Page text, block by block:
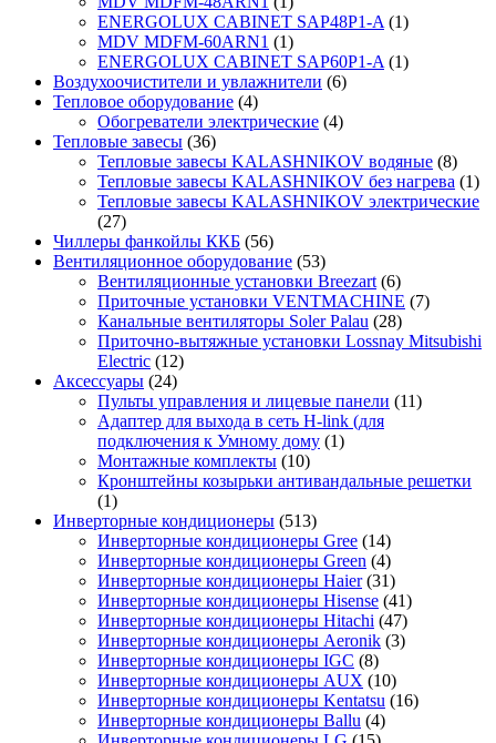
ENERGOLUX CABINET SAP48P1-A (1)
MDV MDFM-60ARN1 (1)
ENERGOLUX CABINET SAP60P1-A (1)
Воздухоочистители и увлажнители (6)
Тепловое оборудование (4)
Обогреватели электрические (4)
Тепловые завесы (36)
Тепловые завесы KALASHNIKOV водяные (8)
Тепловые завесы KALASHNIKOV без нагрева (1)
Тепловые завесы KALASHNIKOV электрические
(27)
Чиллеры фанкойлы ККБ (56)
Вентиляционное оборудование (53)
Вентиляционные установки Breezart (6)
Приточные установки VENTMACHINE (7)
Канальные вентиляторы Soler Palau (28)
Приточно-вытяжные установки Lossnay Mitsubishi
Electric (12)
Аксессуары (24)
Пульты управления и лицевые панели (11)
Адаптер для выхода в сеть H-link (для
подключения к Умному дому (1)
Монтажные комплекты (10)
Кронштейны козырьки антивандальные решетки
(1)
Инверторные кондиционеры (513)
Инверторные кондиционеры Gree (14)
Инверторные кондиционеры Green (4)
Инверторные кондиционеры Haier (31)
Инверторные кондиционеры Hisense (41)
Инверторные кондиционеры Hitachi (47)
Инверторные кондиционеры Aeronik (3)
Инверторные кондиционеры IGC (8)
Инверторные кондиционеры AUX (10)
Инверторные кондиционеры Kentatsu (16)
Инверторные кондиционеры Ballu (4)